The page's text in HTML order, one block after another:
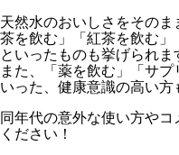
天然水のおいしさをその
茶を飲む」「紅茶を飲む」
といったものも挙げられま
また、「薬を飲む」「サ
いった、健康意識の高い方
同年代の意外な使い方や
ください！